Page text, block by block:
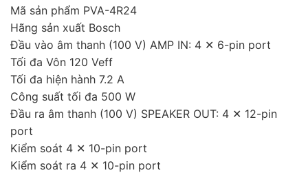
Mã sản phẩm PVA-4R24
Hãng sản xuất Bosch
Đầu vào âm thanh (100 V) AMP IN: 4 ✕ 6-pin port
Tối đa Vôn 120 Veff
Tối đa hiện hành 7.2 A
Công suất tối đa 500 W
Đầu ra âm thanh (100 V) SPEAKER OUT: 4 ✕ 12-pin
port
Kiểm soát 4 ✕ 10-pin port
Kiểm soát ra 4 ✕ 10-pin port